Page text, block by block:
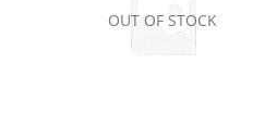
OUT OF STOCK